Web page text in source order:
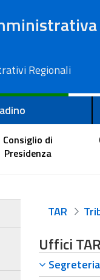
Regionali
Consiglio di
Presidenza
TAR
Uffici